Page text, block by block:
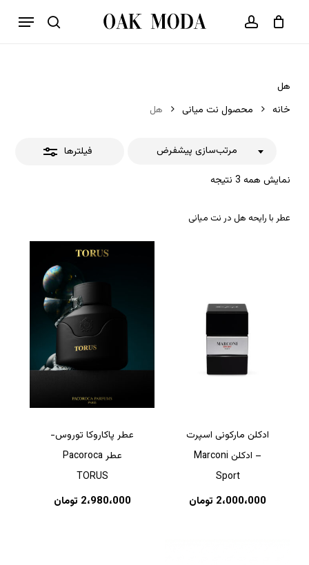
جستجو حساب کاربری
فهرست
سبد خرید بستن
هل
خانه
محصول نت میانی هل
فیلترها
نمایش همه 3 نتیجه
مرتب‌سازی پیشفرض
بستن
عطر با رایحه هل در نت میانی
ادکلن مارکونی اسپرت
– ادکلن Marconi
Sport
2،000،000 تومان
عطر پاکاروکا توروس-
عطر Pacoroca
TORUS
2،980،000 تومان